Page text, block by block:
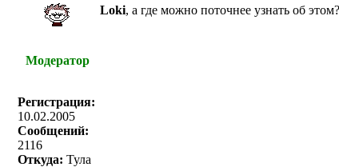
Модератор
Регистрация:
10.02.2005
Сообщений:
2116
Откуда: Тула
Loki, а где можно поточнее узнать об этом?